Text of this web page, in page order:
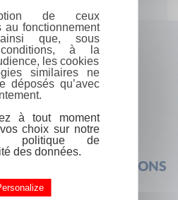
FOIRE AUX QUESTIONS
de ceux
au fonctionnement
que, sous
à la
les cookies
similaires ne
déposés qu’avec
à tout moment
choix sur notre
politique de
des données.